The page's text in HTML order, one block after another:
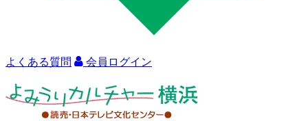
よくある質問 会員ログイン